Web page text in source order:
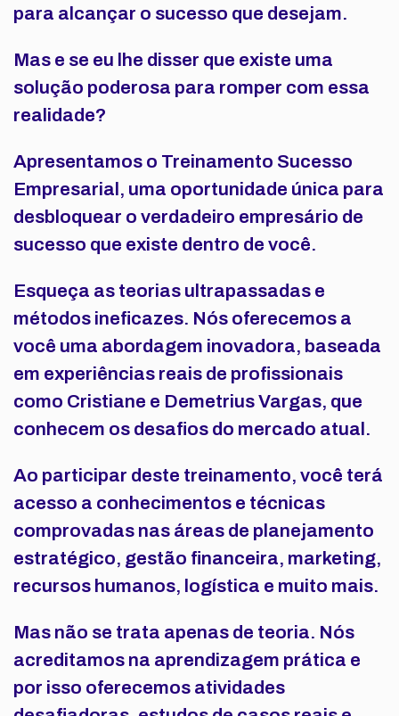
para alcançar o sucesso que desejam.
Mas e se eu lhe disser que existe uma
solução poderosa para romper com essa
realidade?
Apresentamos o Treinamento Sucesso
Empresarial, uma oportunidade única para
desbloquear o verdadeiro empresário de
sucesso que existe dentro de você.
Esqueça as teorias ultrapassadas e
métodos ineficazes. Nós oferecemos a
você uma abordagem inovadora, baseada
em experiências reais de profissionais
como Cristiane e Demetrius Vargas, que
conhecem os desafios do mercado atual.
Ao participar deste treinamento, você terá
acesso a conhecimentos e técnicas
comprovadas nas áreas de planejamento
estratégico, gestão financeira, marketing,
recursos humanos, logística e muito mais.
Mas não se trata apenas de teoria. Nós
acreditamos na aprendizagem prática e
por isso oferecemos atividades